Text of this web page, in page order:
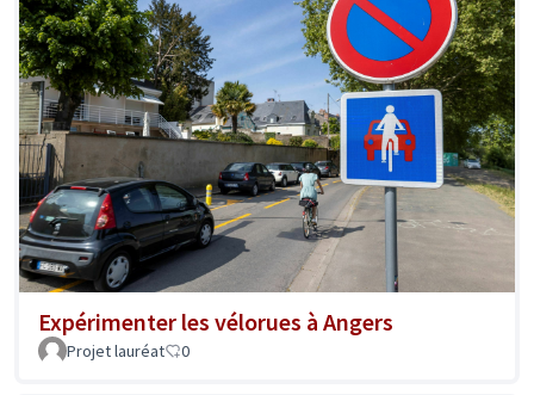
Expérimenter les vélorues à Angers
Projet lauréat 0